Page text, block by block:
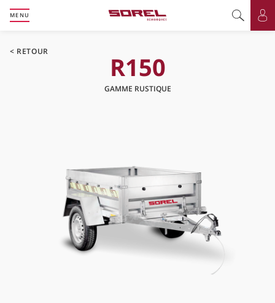
MENU Basculer
RETOUR R150
GAMME RUSTIQUE